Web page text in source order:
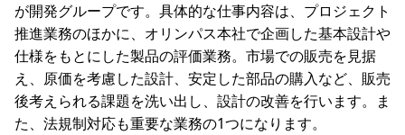
が開発グループです。具体的な仕事内容は、プロジェクト
推進業務のほかに、オリンパス本社で企画した基本設計や
仕様をもとにした製品の評価業務。市場での販売を見据
え、原価を考慮した設計、安定した部品の購入など、販売
後考えられる課題を洗い出し、設計の改善を行います。ま
た、法規制対応も重要な業務の1つになります。